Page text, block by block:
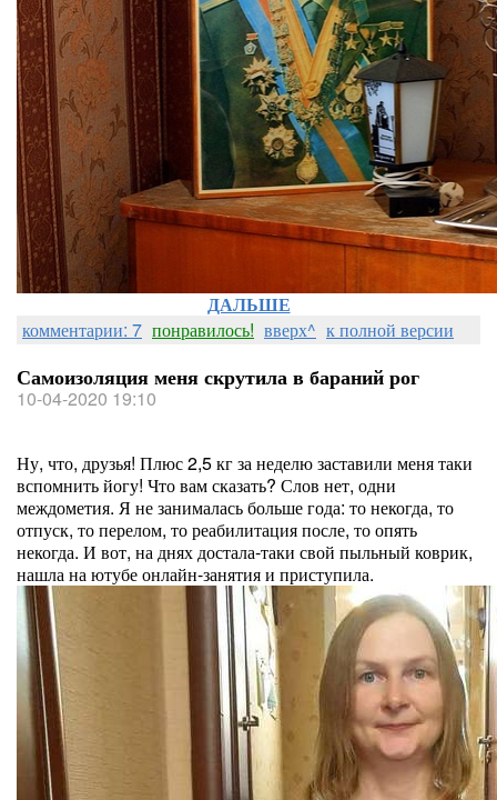
ДАЛЬШЕ
комментарии: 7 понравилось! вверх^ к полной версии
Самоизоляция меня скрутила в бараний рог
10-04-2020 19:10
Ну, что, друзья! Плюс 2,5 кг за неделю заставили меня таки
вспомнить йогу! Что вам сказать? Слов нет, одни
междометия. Я не занималась больше года: то некогда, то
отпуск, то перелом, то реабилитация после, то опять
некогда. И вот, на днях достала-таки свой пыльный коврик,
нашла на ютубе онлайн-занятия и приступила.